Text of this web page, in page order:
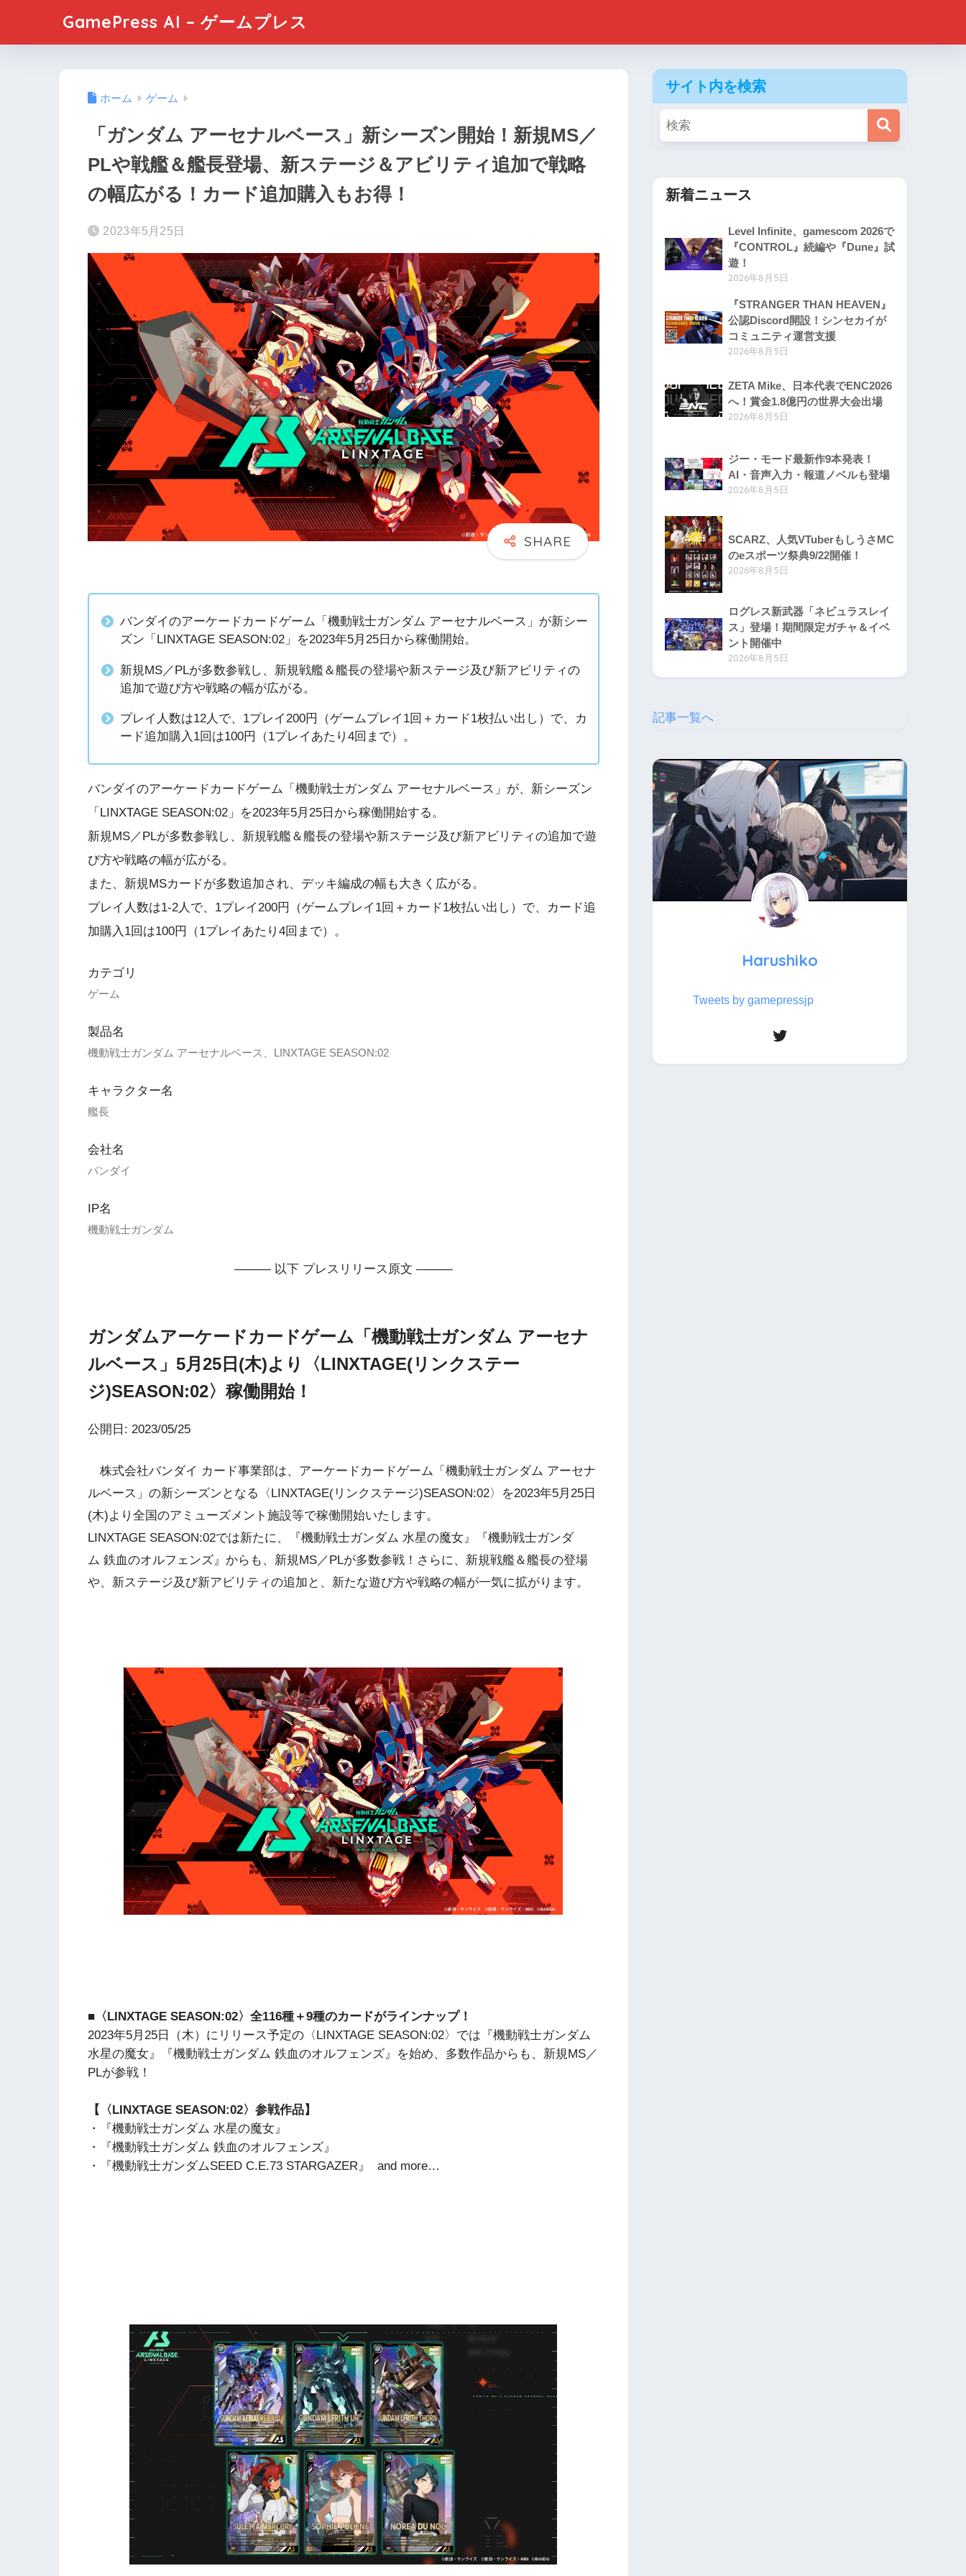
GamePress AI – ゲームプレス
ホーム ゲーム
「ガンダム アーセナルベース」新シーズン開始！新規MS／
PLや戦艦＆艦長登場、新ステージ＆アビリティ追加で戦略
の幅広がる！カード追加購入もお得！
2023年5月25日
バンダイのアーケードカードゲーム「機動戦士ガンダム アーセナルベース」が新シー
ズン「LINXTAGE SEASON:02」を2023年5月25日から稼働開始。
新規MS／PLが多数参戦し、新規戦艦＆艦長の登場や新ステージ及び新アビリティの
追加で遊び方や戦略の幅が広がる。
プレイ人数は12人で、1プレイ200円（ゲームプレイ1回＋カード1枚払い出し）で、カ
ード追加購入1回は100円（1プレイあたり4回まで）。
バンダイのアーケードカードゲーム「機動戦士ガンダム アーセナルベース」が、新シーズン
「LINXTAGE SEASON:02」を2023年5月25日から稼働開始する。
新規MS／PLが多数参戦し、新規戦艦＆艦長の登場や新ステージ及び新アビリティの追加で遊
び方や戦略の幅が広がる。
また、新規MSカードが多数追加され、デッキ編成の幅も大きく広がる。
プレイ人数は1-2人で、1プレイ200円（ゲームプレイ1回＋カード1枚払い出し）で、カード追
加購入1回は100円（1プレイあたり4回まで）。
カテゴリ
ゲーム
製品名
機動戦士ガンダム アーセナルベース、LINXTAGE SEASON:02
キャラクター名
艦長
会社名
バンダイ
IP名
機動戦士ガンダム
——— 以下 プレスリリース原文 ———
ガンダムアーケードカードゲーム「機動戦士ガンダム アーセナ
ルベース」5月25日(木)より〈LINXTAGE(リンクステー
ジ)SEASON:02〉稼働開始！
公開日: 2023/05/25
株式会社バンダイ カード事業部は、アーケードカードゲーム「機動戦士ガンダム アーセナ
ルベース」の新シーズンとなる〈LINXTAGE(リンクステージ)SEASON:02〉を2023年5月25日
(木)より全国のアミューズメント施設等で稼働開始いたします。
LINXTAGE SEASON:02では新たに、『機動戦士ガンダム 水星の魔女』『機動戦士ガンダ
ム 鉄血のオルフェンズ』からも、新規MS／PLが多数参戦！さらに、新規戦艦＆艦長の登場
や、新ステージ及び新アビリティの追加と、新たな遊び方や戦略の幅が一気に拡がります。
■〈LINXTAGE SEASON:02〉全116種＋9種のカードがラインナップ！
2023年5月25日（木）にリリース予定の〈LINXTAGE SEASON:02〉では『機動戦士ガンダム
水星の魔女』『機動戦士ガンダム 鉄血のオルフェンズ』を始め、多数作品からも、新規MS／
PLが参戦！
【〈LINXTAGE SEASON:02〉参戦作品】
・『機動戦士ガンダム 水星の魔女』
・『機動戦士ガンダム 鉄血のオルフェンズ』
・『機動戦士ガンダムSEED C.E.73 STARGAZER』 and more…
サイト内を検索
新着ニュース
Level Infinite、gamescom 2026で
『CONTROL』続編や『Dune』試
遊！
2026年8月5日
『STRANGER THAN HEAVEN』
公認Discord開設！シンセカイが
コミュニティ運営支援
2026年8月5日
ZETA Mike、日本代表でENC2026
へ！賞金1.8億円の世界大会出場
2026年8月5日
ジー・モード最新作9本発表！
AI・音声入力・報道ノベルも登場
2026年8月5日
SCARZ、人気VTuberもしうさMC
のeスポーツ祭典9/22開催！
2026年8月5日
ログレス新武器「ネビュラスレイ
ス」登場！期間限定ガチャ＆イベ
ント開催中
2026年8月5日
記事一覧へ
Harushiko
Tweets by gamepressjp